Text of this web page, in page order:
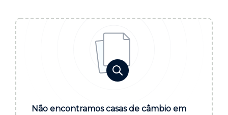
Acesse sua conta:
BROKER DE OFERTAS
ou cadastre-se se ainda não tem registro:
Não encontramos casas de câmbio em